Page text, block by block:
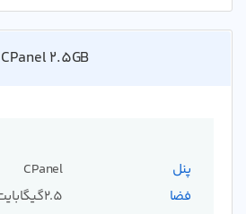
CPanel 2.5GB
پنل
فضا
CPanel
2.5گیگابایت